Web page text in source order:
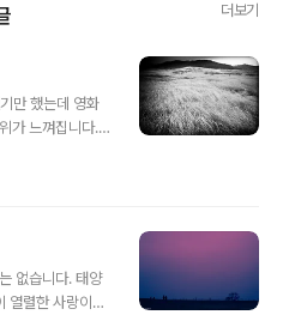
더보기
만 했는데 영화
가 느껴집니다.
겠다고 연신 눌
없습니다. 태양
열렬한 사랑이라